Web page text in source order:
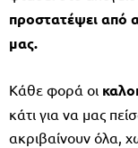
προστατέψει από
μας.
Κάθε φορά οι
κάτι για να μας
ακριβαίνουν όλα,